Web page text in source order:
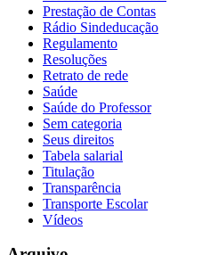
Prestação de Contas
Rádio Sindeducação
Regulamento
Resoluções
Retrato de rede
Saúde
Saúde do Professor
Sem categoria
Seus direitos
Tabela salarial
Titulação
Transparência
Transporte Escolar
Vídeos